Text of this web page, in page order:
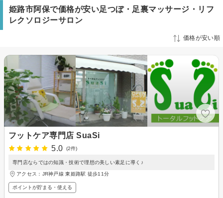
姫路市阿保で価格が安い足つぼ・足裏マッサージ・リフ
レクソロジーサロン
価格が安い順
フットケア専門店 SuaSi
5.0
(2件)
専門店ならではの知識・技術で理想の美しい素足に導く♪
アクセス：JR神戸線 東姫路駅 徒歩11分
ポイントが貯まる・使える